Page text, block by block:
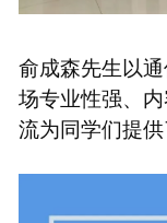
俞成森先生以
场专业性强、
流为同学们提